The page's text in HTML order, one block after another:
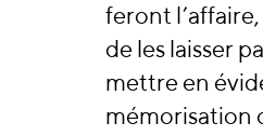
feront
de les laisser
mettre en
mémorisation